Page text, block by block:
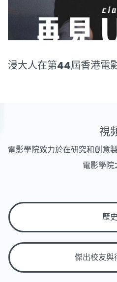
浸大人在第44屆香港電
視
電影學院致力於在研究和創意
電影學院
歷史
傑出校友與